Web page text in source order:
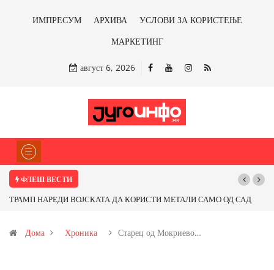
ИМПРЕСУМ АРХИВА
УСЛОВИ ЗА КОРИСТЕЊЕ
МАРКЕТИНГ
август 6, 2026
ФЛЕШ ВЕСТИ
НАРЕДИ ВОЈСКАТА ДА КОРИСТИ МЕТАЛИ САМО ОД САД
и со антимонот?
Дома Хроника Старец од Мокриево…